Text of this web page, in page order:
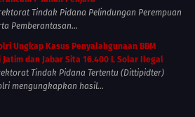
Tindak Pidana Pelindungan Perempuan
Pemberantasan...
Ungkap Kasus Penyalahgunaan BBM
Jatim dan Jabar Sita 16.400 L Solar Ilegal
Tindak Pidana Tertentu (Dittipidter)
mengungkapkan hasil...